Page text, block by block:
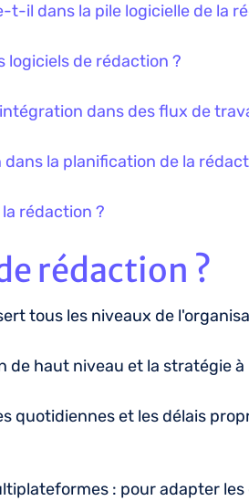
il dans la pile logicielle de la
de rédaction ?
dans des flux de
la planification de la
rédaction ?
rédaction ?
tous les niveaux de
de haut niveau et la stratégie
quotidiennes et les délais
: pour adapter